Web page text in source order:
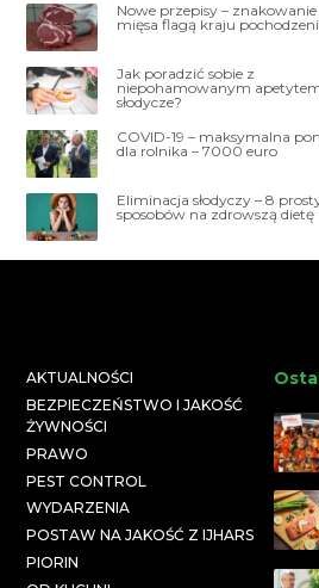
Nowe przepisy – znakowanie
mięsa flagą kraju
Jak poradzić sobie z
niepohamowanym
słodycze?
COVID-19 – maksymalna
dla rolnika – 7000 euro
Eliminacja słodyczy – 8
sposobów na zdrowszą dietę
AKTUALNOŚCI
BEZPIECZEŃSTWO I JAKOŚĆ
ŻYWNOŚCI
PRAWO
PEST CONTROL
WYDARZENIA
POSTAW NA JAKOŚĆ Z IJHARS
PIORIN